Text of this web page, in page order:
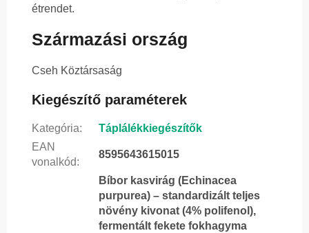
étrendet.
Származási ország
Cseh Köztársaság
Kiegészítő paraméterek
Kategória:
Táplálékkiegészítők
EAN
vonalkód:
8595643615015
Bíbor kasvirág (Echinacea
purpurea) – standardizált teljes
növény kivonat (4% polifenol),
fermentált fekete fokhagyma